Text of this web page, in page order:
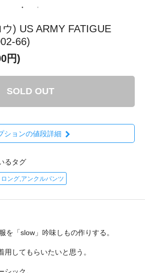
) US ARMY FATIGUE
66)
円)
SOLD OUT
ションの値段詳細
るタグ
ロング,アンクルパンツ
を「slow」吟味しもの作りする。
用してもらいたいと思う。